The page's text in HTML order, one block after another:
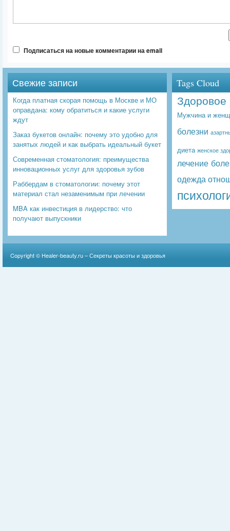
Подписаться на новые комментарии на email
Свежие записи
Когда платная скорая помощь в Москве и МО
оправдана: кому обратиться и какие услуги
ждут
Заказ букетов онлайн: почему это удобно для
занятых людей и как выбрать идеальный букет
Современная стоматология: преимущества
инновационных услуг для здоровья зубов
Раббердам в стоматологии: почему этот
материал стал незаменимым при лечении
MBA как инвестиция в лидерство: что
получают выпускники
Tags Cloud
Здоровое
Мужчина и
болезни
диета женское
лечение
одежда
Copyright © Healer-beauty.ru – Секреты красоты и здоровья